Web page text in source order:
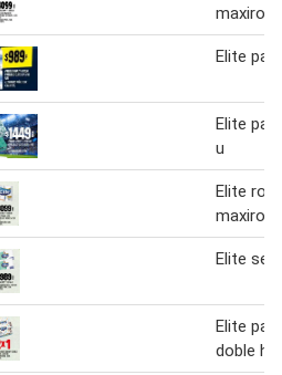
maxirollo
Elite
Elite
u
Elite
maxirollo
Elite
Elite
doble